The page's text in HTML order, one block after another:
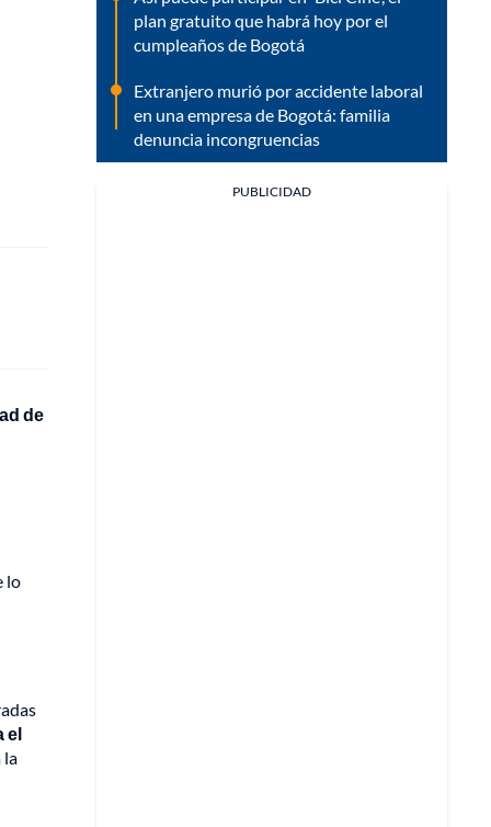
de
lo
el
la
plan gratuito que habrá hoy por el
cumpleaños de Bogotá
Extranjero murió por accidente laboral
en una empresa de Bogotá: familia
denuncia incongruencias
PUBLICIDAD